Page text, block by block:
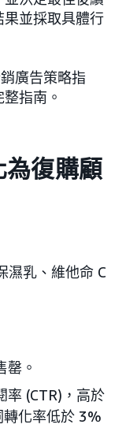
並採取具體行
廣告策略指
指南。
復購顧
濕乳、維他命 C
罄。
率 (CTR)，高於
化率低於 3%